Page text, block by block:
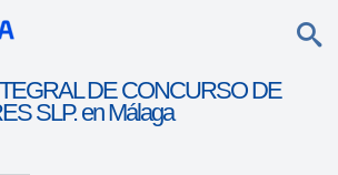
DE CONCURSO DE
SLP. en Málaga